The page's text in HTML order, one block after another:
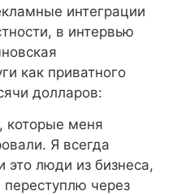
интеграции
в интервью
как приватного
долларов:
меня
Я всегда
это люди из бизнеса,
переступлю через